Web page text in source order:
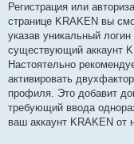
Регистрация или
странице KRAKEN вы
указав уникальный
существующий аккаунт
Настоятельно
активировать
профиля. Это добавит
требующий ввода
ваш аккаунт KRAKEN от